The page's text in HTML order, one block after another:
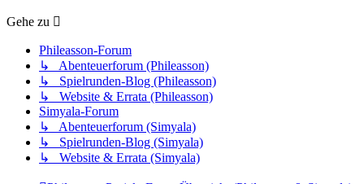
Gehe zu
Phileasson-Forum
↳ Abenteuerforum (Phileasson)
↳ Spielrunden-Blog (Phileasson)
↳ Website & Errata (Phileasson)
Simyala-Forum
↳ Abenteuerforum (Simyala)
↳ Spielrunden-Blog (Simyala)
↳ Website & Errata (Simyala)